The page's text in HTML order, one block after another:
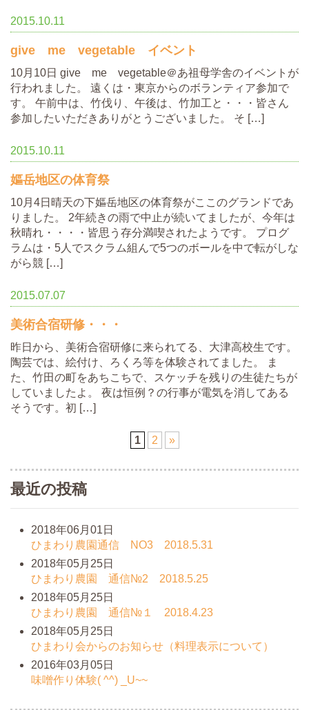
2015.10.11
give me vegetable イベント
10月10日 give me vegetable＠あ祖母学舎のイベントが
行われました。 遠くは・東京からのボランティア参加で
す。 午前中は、竹伐り、午後は、竹加工と・・・皆さん
参加したいただきありがとうございました。 そ […]
2015.10.11
嫗岳地区の体育祭
10月4日晴天の下嫗岳地区の体育祭がここのグランドであ
りました。 2年続きの雨で中止が続いてましたが、今年は
秋晴れ・・・・皆思う存分満喫されたようです。 プログ
ラムは・5人でスクラム組んで5つのボールを中で転がしな
がら競 […]
2015.07.07
美術合宿研修・・・
昨日から、美術合宿研修に来られてる、大津高校生です。
陶芸では、絵付け、ろくろ等を体験されてました。 ま
た、竹田の町をあちこちで、スケッチを残りの生徒たちが
していましたよ。 夜は恒例？の行事が電気を消してある
そうです。初 […]
1 2 »
最近の投稿
2018年06月01日
ひまわり農園通信 NO3 2018.5.31
2018年05月25日
ひまわり農園 通信№2 2018.5.25
2018年05月25日
ひまわり農園 通信№１ 2018.4.23
2018年05月25日
ひまわり会からのお知らせ（料理表示について）
2016年03月05日
味噌作り体験( ^^) _U~~